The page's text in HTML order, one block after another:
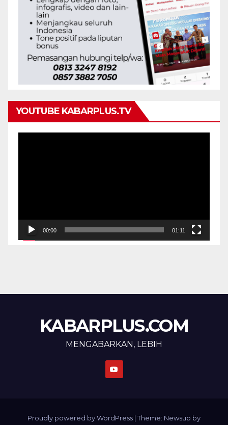
YOUTUBE KABARPLUS.TV
00:00 01:11
KABARPLUS.COM
MENGABARKAN, LEBIH
Proudly powered by WordPress |Theme: Newsup by